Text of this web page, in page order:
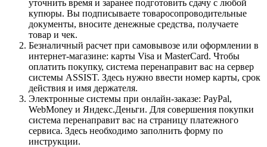
уточнить время и заранее подготовить сдачу с любой
купюры. Вы подписываете товаросопроводительные
документы, вносите денежные средства, получаете
товар и чек.
Безналичный расчет при самовывозе или оформлении в
интернет-магазине: карты Visa и MasterCard. Чтобы
оплатить покупку, система перенаправит вас на сервер
системы ASSIST. Здесь нужно ввести номер карты, срок
действия и имя держателя.
Электронные системы при онлайн-заказе: PayPal,
WebMoney и Яндекс.Деньги. Для совершения покупки
система перенаправит вас на страницу платежного
сервиса. Здесь необходимо заполнить форму по
инструкции.